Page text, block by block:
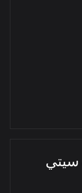
سيتي